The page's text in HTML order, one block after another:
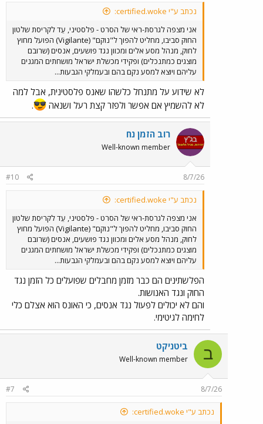
הפצה ברשת X:
הסרט זכה לחשיפה עצומה לאחר
שאילון מאסקהעלה את הסרט המלא לחשבונו ברשת
X, שם הוא היה זמין לצפייה בחינם במשך כ-48 שעות
בסוף יוני 2026. צעד זה הפך את הסרט לשיחת היום
ברשת והוביל אותו לראש טבלאות הצפייה בפלטפורמות
כמו Apple TV ו-Amazon בארה"ב.
תגובות:הסרט עורר מחלוקת עזה. מבקרי קולנוע העניקו
לו ביקורות שליליות ביותר, תוך שהם מבקרים את התסריט,
הבימוי, העריכה והמסרים הפוליטיים שלו, אשר נתפסו
בעיני רבים כבעלי אופי אנטי-מהגרים ופופוליסטי. מנגד,
דמויות פוליטיות מהימין ומעגלים מסוימים ברשת היללו את
הסרט כביטוי ל"אמת שאינה נאמרת" על פשיעה והגירה.
צוות שחקנים והפקה​
במאי ותסריטאי:אוה בול.
ארמי האמר (זהו תפקידו הראשי המשמעותי
האשמות נגדו).
שחקנים נוספים:
Mandylor), דזירה ג'ורג'טי (Désirée Giorgetti)
ואחרים.
תקציב:כ-2 מיליון דולר.
אורך:כ-89 דקות.
הסרט מסומן כרגע כחלק ממלחמת התרבות האמריקאית, כאשר
תומכיו רואים בו תגובה מוצדקת למצב החברתי, בעוד מתנגדיו
רואים בו יצירה ירודה ובעייתית מבחינה אידיאולוגית. בעקבות
העניין הציבורי שעורר, הבמאי אוה בול כבר הצהיר על כוונתו
לצלם סרט המשך.
נכתב ע"י certified.woke:
אני מצפה לגרסת-ראי של הסרט - פלסטיני, עֵד לקריסת שלטון
החוק סביבו, מחליט להפוך ל"נוקם" (Vigilante) הפועל מחוץ
לחוק, מנהל מסע אלים ומכוון נגד פושעים, אנסים (שרובם
מוצגים כמתנכלים) ופקידי מכשלת ישראל מושחתים המגנים
עליהם ויוצא למסע נקם בהם ובעמלקי הגבעות...
לא שידוע על מתנחל כלשהו שאנס פלסטינית, אבל למה
לא להשמיץ אם אפשר ולפזר קצת רעל ושנאה
.
רוב הזמן נח
Well-known member
8/7/26
#10
נכתב ע"י certified.woke:
אני מצפה לגרסת-ראי של הסרט - פלסטיני, עֵד לקריסת שלטון
החוק סביבו, מחליט להפוך ל"נוקם" (Vigilante) הפועל מחוץ
לחוק, מנהל מסע אלים ומכוון נגד פושעים, אנסים (שרובם
מוצגים כמתנכלים) ופקידי מכשלת ישראל מושחתים המגנים
עליהם ויוצא למסע נקם בהם ובעמלקי הגבעות...
הפלשתינים הם כבר מזמן מחבלים שפועלים כל הזמן נגד
החוק ונגד האנושות.
והם לא יכולים לפעול נגד אנסים, כי האונס הוא אצלם כלי
לחימה לגיטימי.
ב ביטניקט
Well-known member
8/7/26
#7
נכתב ע"י certified.woke: